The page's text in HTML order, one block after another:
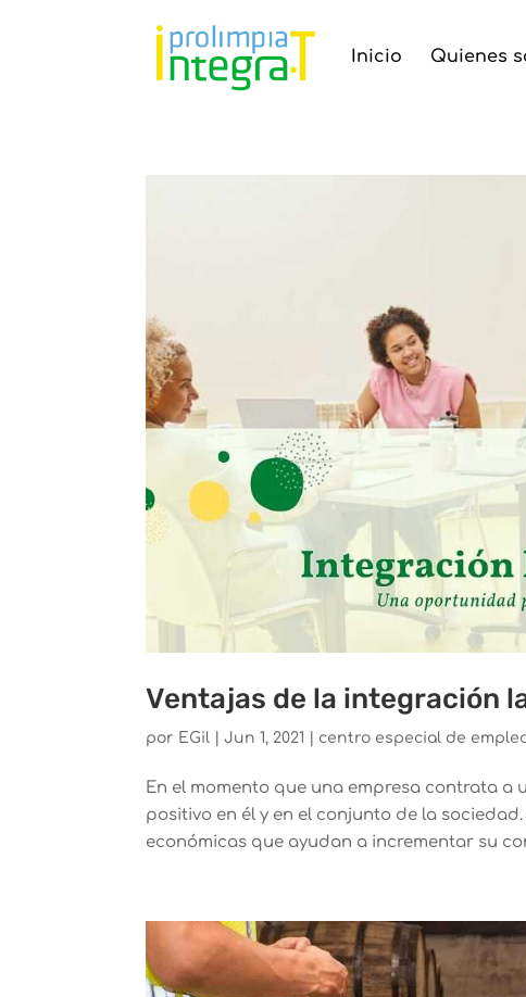
Inicio Quienes
Ventajas de la integración
por EGil |Jun 1, 2021 centro especial de
En el momento que una empresa contrata
positivo en él y en el conjunto de la
económicas que ayudan a incrementar su